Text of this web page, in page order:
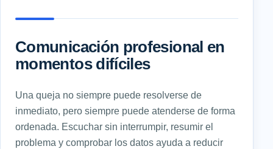
Comunicación profesional en
momentos difíciles
Una queja no siempre puede resolverse de
inmediato, pero siempre puede atenderse de forma
ordenada. Escuchar sin interrumpir, resumir el
problema y comprobar los datos ayuda a reducir